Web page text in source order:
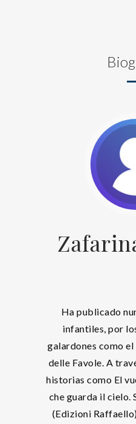
Ha publicado
infantiles, por
galardones como
delle Favole. A
historias como El
che guarda il cielo.
(Edizioni